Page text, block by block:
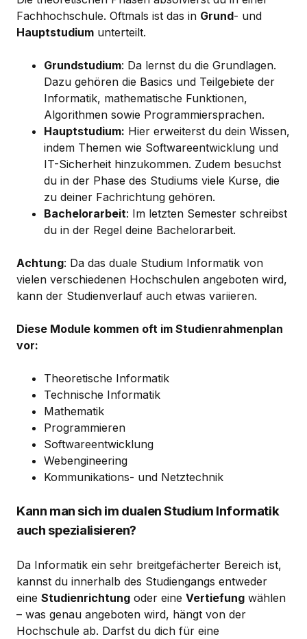
Fachhochschule. Oftmals ist das in Grund- und
Hauptstudium unterteilt.
Grundstudium: Da lernst du die Grundlagen.
Dazu gehören die Basics und Teilgebiete der
Informatik, mathematische Funktionen,
Algorithmen sowie Programmiersprachen.
Hauptstudium: Hier erweiterst du dein Wissen,
indem Themen wie Softwareentwicklung und
IT-Sicherheit hinzukommen. Zudem besuchst
du in der Phase des Studiums viele Kurse, die
zu deiner Fachrichtung gehören.
Bachelorarbeit: Im letzten Semester schreibst
du in der Regel deine Bachelorarbeit.
Achtung: Da das duale Studium Informatik von
vielen verschiedenen Hochschulen angeboten wird,
kann der Studienverlauf auch etwas variieren.
Diese Module kommen oft im Studienrahmenplan
vor:
Theoretische Informatik
Technische Informatik
Mathematik
Programmieren
Softwareentwicklung
Webengineering
Kommunikations- und Netztechnik
Kann man sich im dualen Studium Informatik
auch spezialisieren?
Da Informatik ein sehr breitgefächerter Bereich ist,
kannst du innerhalb des Studiengangs entweder
eine Studienrichtung oder eine Vertiefung wählen
– was genau angeboten wird, hängt von der
Hochschule ab. Darfst du dich für eine